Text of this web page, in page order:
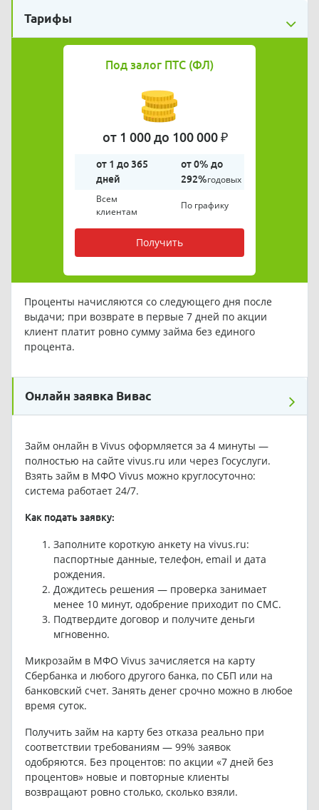
Тарифы
Под залог ПТС (ФЛ)
от 1 000 до 100 000 ₽
от 1 до 365
дней
от 0% до
292%годовых
Всем
клиентам
По графику
Получить
Проценты начисляются со следующего дня после
выдачи; при возврате в первые 7 дней по акции
клиент платит ровно сумму займа без единого
процента.
Онлайн заявка Вивас
Займ онлайн в Vivus оформляется за 4 минуты —
полностью на сайте vivus.ru или через Госуслуги.
Взять займ в МФО Vivus можно круглосуточно:
система работает 24/7.
Как подать заявку:
Заполните короткую анкету на vivus.ru:
паспортные данные, телефон, email и дата
рождения.
Дождитесь решения — проверка занимает
менее 10 минут, одобрение приходит по СМС.
Подтвердите договор и получите деньги
мгновенно.
Микрозайм в МФО Vivus зачисляется на карту
Сбербанка и любого другого банка, по СБП или на
банковский счет. Занять денег срочно можно в любое
время суток.
Получить займ на карту без отказа реально при
соответствии требованиям — 99% заявок
одобряются. Без процентов: по акции «7 дней без
процентов» новые и повторные клиенты
возвращают ровно столько, сколько взяли.